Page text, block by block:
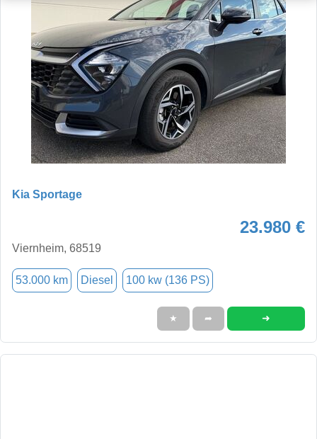
Kia Sportage
23.980 €
Viernheim, 68519
53.000 km Diesel 100 kw (136 PS)
★ ➦ ➜